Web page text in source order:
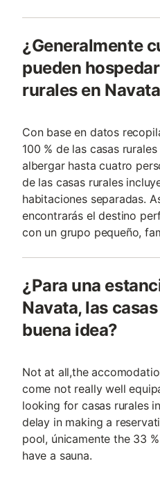
¿Generalmente
pueden
rurales en
Con base en datos
100 % de las casas
albergar hasta cuatro
de las casas rurales
habitaciones separadas.
encontrarás el destino
con un grupo pequeño,
¿Para una
Navata, las
buena idea?
Not at all,the
come not really well
looking for casas rurales
delay in making a
pool, únicamente the 33
have a sauna.